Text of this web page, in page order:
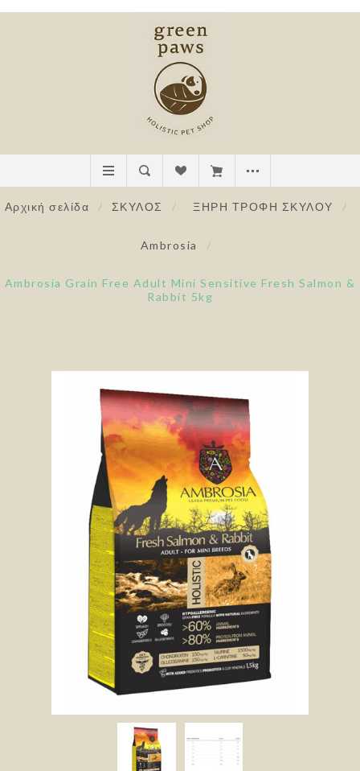
Αρχική σελίδα / ΣΚΥΛΟΣ / ΞΗΡΗ ΤΡΟΦΗ ΣΚΥΛΟΥ /
Ambrosia /
Ambrosia Grain Free Adult Mini Sensitive Fresh Salmon &
Rabbit 5kg